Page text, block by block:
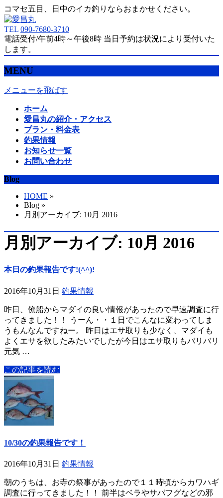
コマセ五目、日中のイカ釣りならおまかせください。
TEL 090-7680-3710
電話受付/午前4時～午後8時 当日予約は状況により受付いた
します。
MENU
メニューを飛ばす
ホーム
愛昌丸の紹介・アクセス
プラン・料金表
釣果情報
お知らせ一覧
お問い合わせ
Blog
HOME »
Blog »
月別アーカイブ: 10月 2016
月別アーカイブ: 10月 2016
本日の釣果報告です!(^^)!
2016年10月31日 釣果情報
昨日、僚船からマダイの良い情報があったので早速調査に行
ってきました！！ うーん・・１日でこんなに変わってしま
うもんなんですねー。 昨日はエサ取りも少なく、マダイも
よくエサを欲したみたいでしたが今日はエサ取りもバリバリ
元気 …
この記事を読む
10/30の釣果報告です！
2016年10月31日 釣果情報
朝のうちは、お寺の祭事があったので１１時頃からカワハギ
調査に行ってきました！！ 前半はベラやサバフグなどの邪